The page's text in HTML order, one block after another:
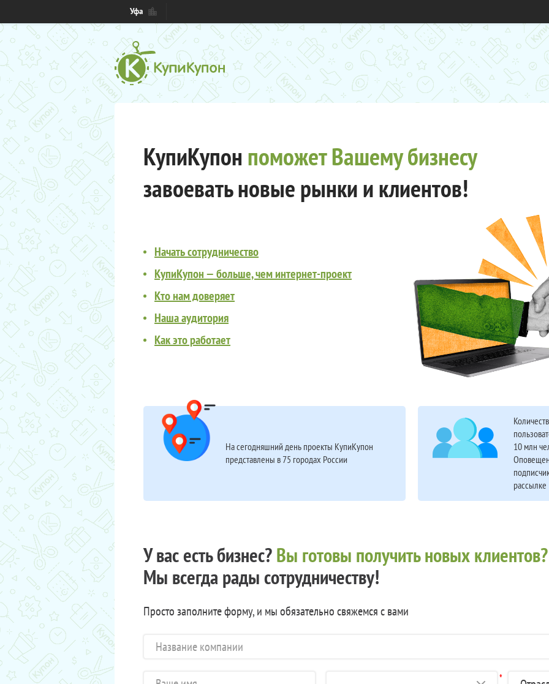
Уфа
КупиКупон поможет Вашему бизнесу
завоевать новые рынки и клиентов!
Начать сотрудничество
КупиКупон — больше, чем интернет-проект
Кто нам доверяет
Наша аудитория
Как это работает
На сегодняшний день проекты КупиКупон
представлены в 75 городах России
10 млн
рассылке
У вас есть бизнес?Вы готовы получить новых клиентов?
Мы всегда рады сотрудничеству!
Просто заполните форму, и мы обязательно свяжемся с вами
*